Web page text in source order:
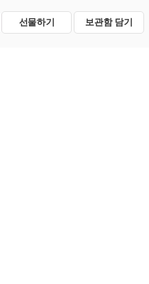
선물하기 보관함 담기